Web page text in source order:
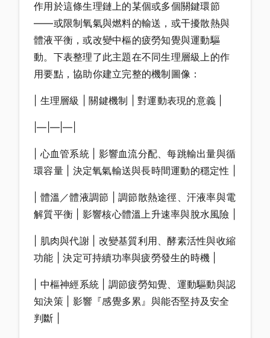
作用於這條生理鏈上的某個或多個關鍵環節
——或限制氧氣與燃料的輸送，或干擾散熱與
體液平衡，或改變中樞的疲勞知覺與運動驅
動。下表整理了此主題在不同生理層級上的作
用要點，協助你建立完整的機制圖像：
| 生理層級 | 關鍵機制 | 對運動表現的意義 |
|—|—|—|
| 心血管系統 | 影響血流分配、每跳輸出量與循
環容量 | 決定氧氣輸送與長時間運動的穩定性 |
| 體溫／體液調節 | 調節散熱途徑、汗液率與電
解質平衡 | 影響核心體溫上升速率與脫水風險 |
| 肌肉與代謝 | 改變基質利用、酵素活性與收縮
功能 | 決定可持續功率與疲勞發生的時機 |
| 中樞神經系統 | 調節疲勞知覺、運動驅動與認
知決策 | 影響『感覺多累』與能否堅持及安全
判斷 |